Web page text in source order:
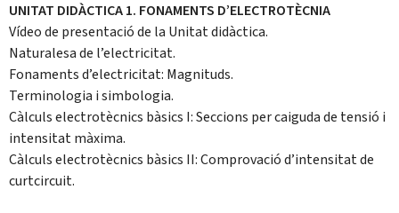
UNITAT DIDÀCTICA 1. FONAMENTS D’ELECTROTÈCNIA
Vídeo de presentació de la Unitat didàctica.
Naturalesa de l’electricitat.
Fonaments d’electricitat: Magnituds.
Terminologia i simbologia.
Càlculs electrotècnics bàsics I: Seccions per caiguda de tensió i
intensitat màxima.
Càlculs electrotècnics bàsics II: Comprovació d’intensitat de
curtcircuit.